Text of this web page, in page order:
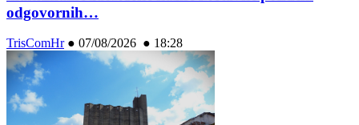
odgovornih…
TrisComHr● 07/08/2026 ● 18:28